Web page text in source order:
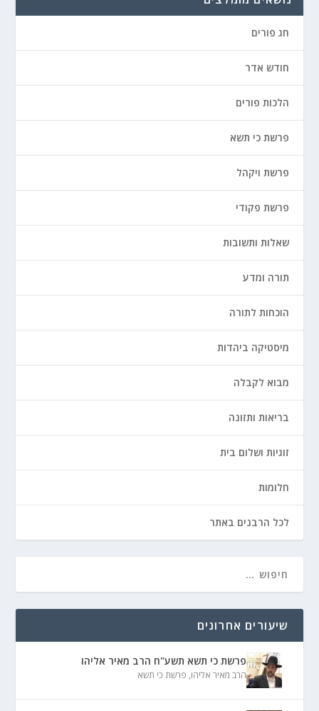
חג פורים
חודש אדר
הלכות פורים
פרשת כי תשא
פרשת ויקהל
פרשת פקודי
שאלות ותשובות
תורה ומדע
הוכחות לתורה
מיסטיקה ביהדות
מבוא לקבלה
בריאות ותזונה
זוגיות ושלום בית
חלומות
לכל הרבנים באתר
שיעורים אחרונים
פרשת כי תשא תשע"ח הרב מאיר אליהו
הרב מאיר אליהו, פרשת כי תשא